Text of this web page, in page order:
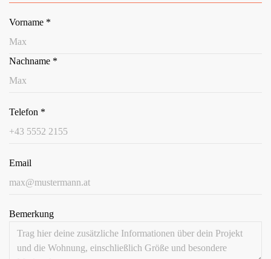
Vorname *
Nachname *
Telefon *
Email
Bemerkung